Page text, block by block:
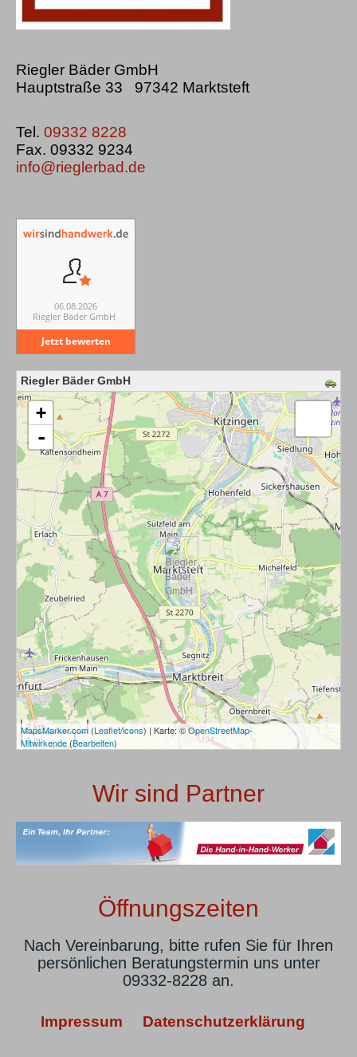
Riegler Bäder GmbH
Hauptstraße 33 97342 Marktsteft
Tel. 09332 8228
Fax. 09332 9234
info@rieglerbad.de
06.08.2026
Riegler Bäder GmbH
Jetzt bewerten
Riegler Bäder GmbH
Karte wird geladen - bitte warten...
+
-
2 km
1 mi
MapsMarker.com (Leaflet/icons) | Karte: ©OpenStreetMap-
Mitwirkende(Bearbeiten)
Wir sind Partner
Öffnungszeiten
Nach Vereinbarung, bitte rufen Sie für Ihren
persönlichen Beratungstermin uns unter
09332-8228 an.
Impressum Datenschutzerklärung